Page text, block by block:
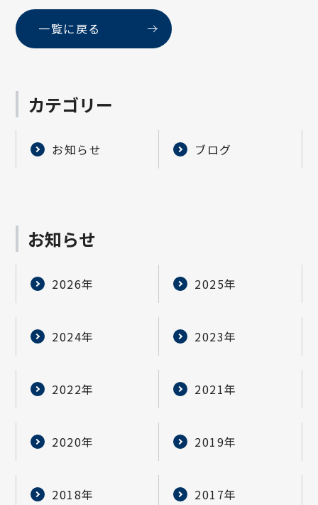
一覧に戻る
カテゴリー
お知らせ ブログ
お知らせ
2026年 2025年
2024年 2023年
2022年 2021年
2020年 2019年
2018年 2017年